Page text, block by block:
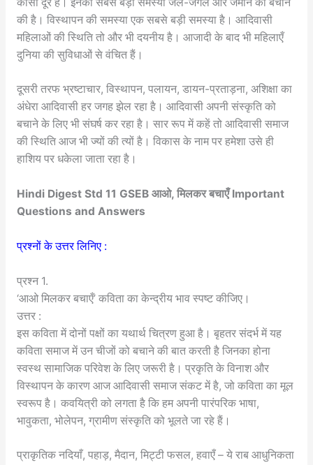
की है। विस्थापन की समस्या एक सबसे बड़ी समस्या है। आदिवासी
महिलाओं की स्थिति तो और भी दयनीय है। आजादी के बाद भी महिलाएँ
दुनिया की सुविधाओं से वंचित हैं।
दूसरी तरफ भ्रष्टाचार, विस्थापन, पलायन, डायन-प्रताड़ना, अशिक्षा का
अंधेरा आदिवासी हर जगह झेल रहा है। आदिवासी अपनी संस्कृति को
बचाने के लिए भी संघर्ष कर रहा है। सार रूप में कहें तो आदिवासी समाज
की स्थिति आज भी ज्यों की त्यों है। विकास के नाम पर हमेशा उसे ही
हाशिय पर धकेला जाता रहा है।
Hindi Digest Std 11 GSEB आओ, मिलकर बचाएँ Important
Questions and Answers
प्रश्नों के उत्तर लिनिए :
प्रश्न 1.
‘आओ मिलकर बचाएँ’ कविता का केन्द्रीय भाव स्पष्ट कीजिए।
उत्तर :
इस कविता में दोनों पक्षों का यथार्थ चित्रण हुआ है। बृहतर संदर्भ में यह
कविता समाज में उन चीजों को बचाने की बात करती है जिनका होना
स्वस्थ सामाजिक परिवेश के लिए जरूरी है। प्रकृति के विनाश और
विस्थापन के कारण आज आदिवासी समाज संकट में है, जो कविता का मूल
स्वरूप है। कवयित्री को लगता है कि हम अपनी पारंपरिक भाषा,
भावुकता, भोलेपन, ग्रामीण संस्कृति को भूलते जा रहे हैं।
प्राकृतिक नदियाँ, पहाड़, मैदान, मिट्टी फसल, हवाएँ – ये राब आधुनिकता